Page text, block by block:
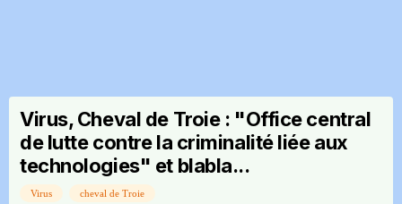
Virus, Cheval de Troie : "Office central
de lutte contre la criminalité liée aux
technologies" et blabla...
Virus cheval de Troie